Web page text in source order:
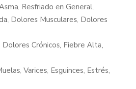
Resfriado en General,
Dolores Musculares, Dolores
Crónicos, Fiebre Alta,
Varices, Esguinces, Estrés,